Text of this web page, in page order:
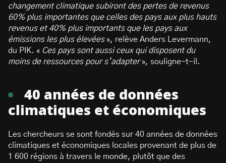
changement climatique subiront des pertes de revenus
60% plus importantes que celles des pays aux plus hauts
revenus et 40% plus importants que les pays aux
émissions les plus élevées», relève Anders Levermann,
du PIK. « Ces pays sont aussi ceux qui disposent du
moins de ressources pour s’adapter», souligne-t-il.
40 années de données
climatiques et économiques
Les chercheurs se sont fondés sur 40 années de données
climatiques et économiques locales provenant de plus de
1 600 régions à travers le monde, plutôt que des